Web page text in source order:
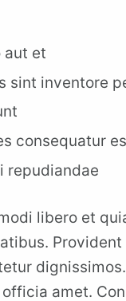
aut et
sint inventore
consequatur
repudiandae
libero et
amet.